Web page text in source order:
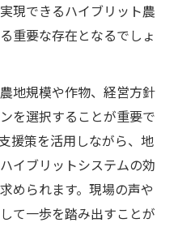
現できるハイブリット農
重要な存在となるでしょ
地規模や作物、経営方針
を選択することが重要で
援策を活用しながら、地
イブリットシステムの効
められます。現場の声や
て一歩を踏み出すことが